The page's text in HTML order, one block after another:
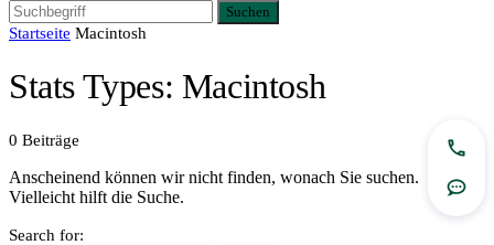
Suchen
Startseite Macintosh
Stats Types: Macintosh
0 Beiträge
Anscheinend können wir nicht finden, wonach Sie suchen.
Vielleicht hilft die Suche.
Search for:
Jetzt